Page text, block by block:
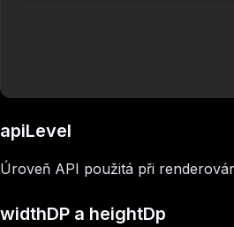
apiLevel
Úroveň API použitá při
widthDP a heightDp